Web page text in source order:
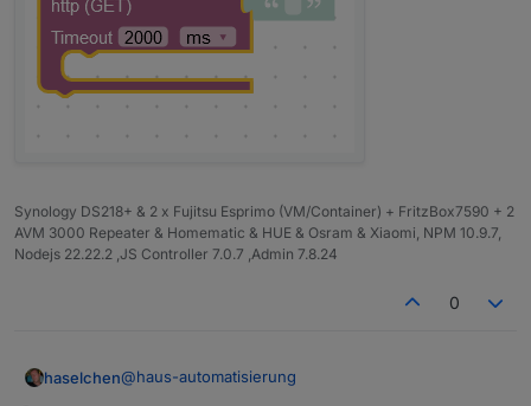
Synology DS218+ & 2 x Fujitsu Esprimo (VM/Container) + FritzBox7590 + 2
AVM 3000 Repeater & Homematic & HUE & Osram & Xiaomi, NPM 10.9.7,
Nodejs 22.22.2 ,JS Controller 7.0.7 ,Admin 7.8.24
0
haselchen@haus-automatisierung